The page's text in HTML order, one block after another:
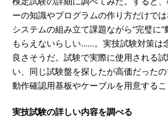
ーの知識やプログラムの作り方だけで
システムの組み立て課題ながら“完璧に
もらえないらしい……。実技試験対策は
良さそうだ。試験で実際に使用される
い、同じ試験盤を探したが高価だった
動作確認用基板やケーブルを用意するこ
実技試験の詳しい内容を調べる